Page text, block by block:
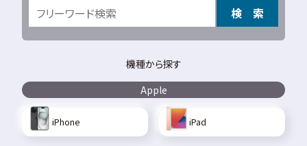
検 索
機種から探す
Apple
iPhone iPad